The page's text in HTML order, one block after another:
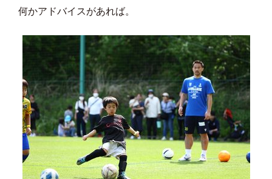
何かアドバイスがあれば。